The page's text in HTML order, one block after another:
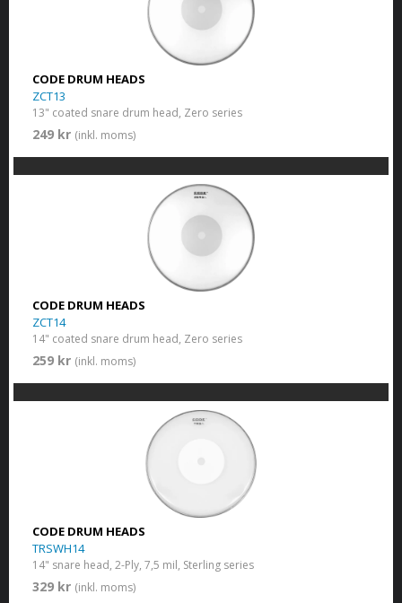
CODE DRUM HEADS
ZCT13
13" coated snare drum head, Zero series
249 kr (inkl. moms)
CODE DRUM HEADS
ZCT14
14" coated snare drum head, Zero series
259 kr (inkl. moms)
CODE DRUM HEADS
TRSWH14
14" snare head, 2-Ply, 7,5 mil, Sterling series
329 kr (inkl. moms)